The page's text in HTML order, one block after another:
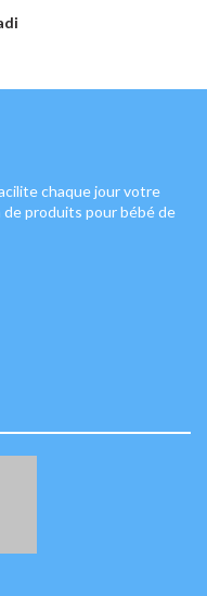
chaque jour votre
produits pour bébé de